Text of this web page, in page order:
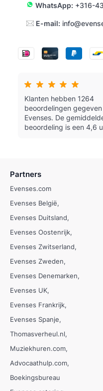
WhatsApp: +316-
E-mail:
Klanten hebben 1264
beoordelingen
Evenses. De
beoordeling is een 4,6
Partners
Evenses.com
Evenses België
Evenses Duitsland
Evenses Oostenrijk
Evenses Zwitserland
Evenses Zweden
Evenses Denemarken
Evenses UK
Evenses Frankrijk
Evenses Spanje
Thomasverheul.nl
Muziekhuren.com
Advocaathulp.com
Boekingsbureau